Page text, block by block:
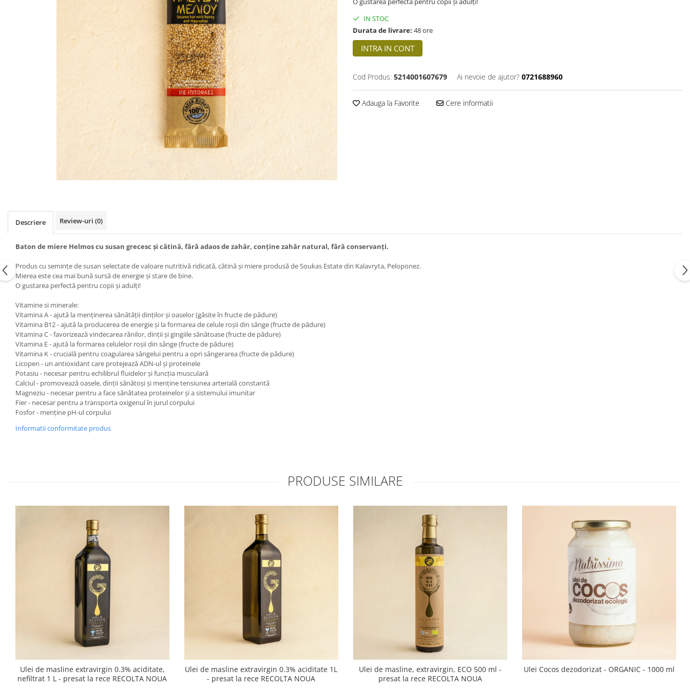
CREME ȘI PASTE TARTINABILE
HEALTHY SNACKS
PRODUSE ECO / ORGANICE
PRODUSE ROMÂNEȘTI
IN STOC
Durata de livrare: 48 ore
INTRA IN CONT
Cod Produs: 5214001607679 Ai nevoie de ajutor? 0721688960
Adauga la Favorite Cere informatii
Descriere Review-uri (0)
Baton de miere Helmos cu susan grecesc și cătină, fără adaos de zahăr, conține zahăr natural, fără conservanți.
Produs cu semințe de susan selectate de valoare nutritivă ridicată, cătină și miere produsă de Soukas Estate din Kalavryta, Peloponez.
Mierea este cea mai bună sursă de energie și stare de bine.
O gustarea perfectă pentru copii și adulți!
Vitamine si minerale:
Vitamina A - ajută la menținerea sănătății dinților și oaselor (găsite în fructe de pădure)
Vitamina B12 - ajută la producerea de energie și la formarea de celule roșii din sânge (fructe de pădure)
Vitamina C - favorizează vindecarea rănilor, dinții și gingiile sănătoase (fructe de pădure)
Vitamina E - ajută la formarea celulelor roșii din sânge (fructe de pădure)
Vitamina K - crucială pentru coagularea sângelui pentru a opri sângerarea (fructe de pădure)
Licopen - un antioxidant care protejează ADN-ul și proteinele
Potasiu - necesar pentru echilibrul fluidelor și funcția musculară
Calciul - promovează oasele, dinții sănătoși și menține tensiunea arterială constantă
Magneziu - necesar pentru a face sănătatea proteinelor și a sistemului imunitar
Fier - necesar pentru a transporta oxigenul în jurul corpului
Fosfor - menține pH-ul corpului
Informatii conformitate produs
PRODUSE SIMILARE
Ulei de masline extravirgin 0.3% aciditate,
nefiltrat 1 L - presat la rece RECOLTA NOUA
Ulei de masline extravirgin 0.3% aciditate 1L
- presat la rece RECOLTA NOUA
Ulei de masline, extravirgin, ECO 500 ml -
presat la rece RECOLTA NOUA
Ulei Cocos dezodorizat - ORGANIC - 1000 ml